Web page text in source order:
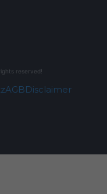
reserved!
AGBDisclaimer